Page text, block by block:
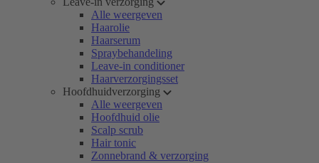
Alle weergeven
Haarolie
Haarserum
Spraybehandeling
Leave-in conditioner
Haarverzorgingsset
Hoofdhuidverzorging
Alle weergeven
Hoofdhuid olie
Scalp scrub
Hair tonic
Zonnebrand & verzorging